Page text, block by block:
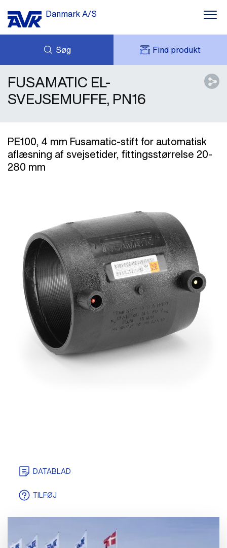
Danmark A/S
Søg Find produkt
NYHEDER
DOWNLOADS
OM OS
KONTAKT OS
AVK HOLDING (GROUP)
FUSAMATIC EL-
SVEJSEMUFFE, PN16
PE100, 4 mm Fusamatic-stift for automatisk
aflæsning af svejsetider, fittingsstørrelse 20-
280 mm
DATABLAD
TEGNINGER/MODELLER
TILFØJ